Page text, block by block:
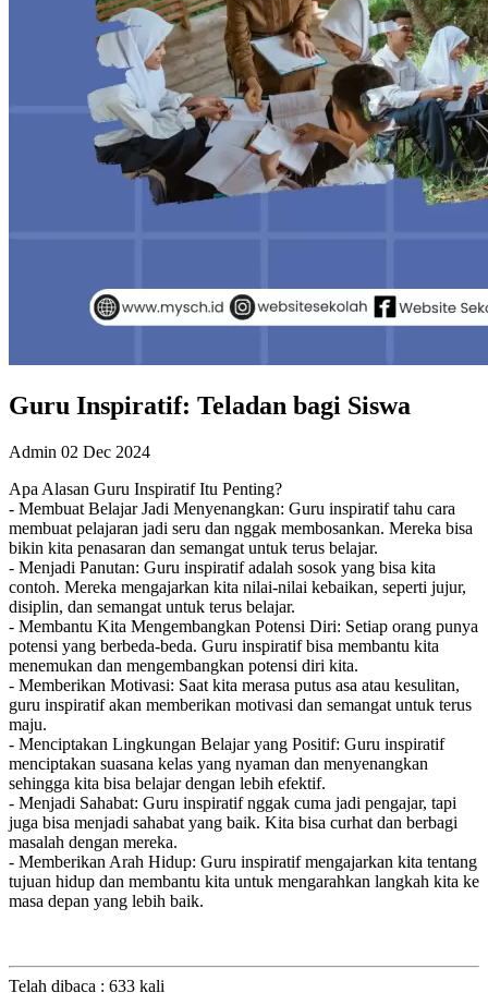
Guru Inspiratif: Teladan bagi Siswa
Admin 02 Dec 2024
Apa Alasan Guru Inspiratif Itu Penting?
- Membuat Belajar Jadi Menyenangkan: Guru inspiratif tahu cara
membuat pelajaran jadi seru dan nggak membosankan. Mereka bisa
bikin kita penasaran dan semangat untuk terus belajar.
- Menjadi Panutan: Guru inspiratif adalah sosok yang bisa kita
contoh. Mereka mengajarkan kita nilai-nilai kebaikan, seperti jujur,
disiplin, dan semangat untuk terus belajar.
- Membantu Kita Mengembangkan Potensi Diri: Setiap orang punya
potensi yang berbeda-beda. Guru inspiratif bisa membantu kita
menemukan dan mengembangkan potensi diri kita.
- Memberikan Motivasi: Saat kita merasa putus asa atau kesulitan,
guru inspiratif akan memberikan motivasi dan semangat untuk terus
maju.
- Menciptakan Lingkungan Belajar yang Positif: Guru inspiratif
menciptakan suasana kelas yang nyaman dan menyenangkan
sehingga kita bisa belajar dengan lebih efektif.
- Menjadi Sahabat: Guru inspiratif nggak cuma jadi pengajar, tapi
juga bisa menjadi sahabat yang baik. Kita bisa curhat dan berbagi
masalah dengan mereka.
- Memberikan Arah Hidup: Guru inspiratif mengajarkan kita tentang
tujuan hidup dan membantu kita untuk mengarahkan langkah kita ke
masa depan yang lebih baik.
Telah dibaca : 633 kali